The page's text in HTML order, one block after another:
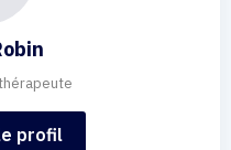
profil